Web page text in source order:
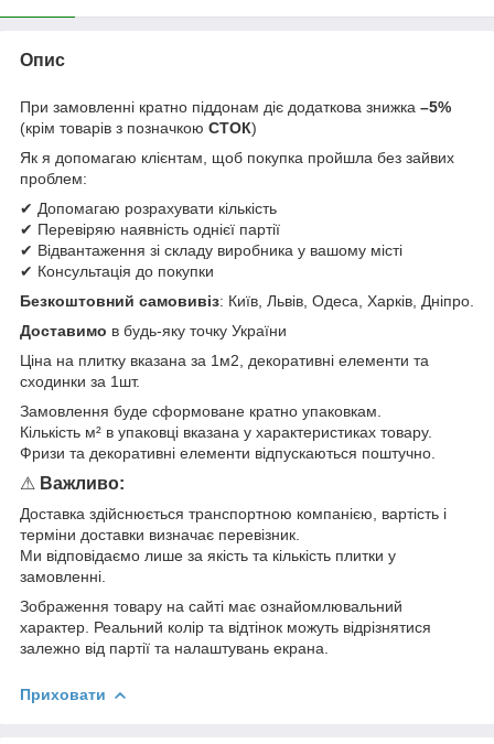
Опис
При замовленні кратно піддонам діє додаткова знижка –5%
(крім товарів з позначкою СТОК)
Як я допомагаю клієнтам, щоб покупка пройшла без зайвих
проблем:
✔ Допомагаю розрахувати кількість
✔ Перевіряю наявність однієї партії
✔ Відвантаження зі складу виробника у вашому місті
✔ Консультація до покупки
Безкоштовний самовивіз: Київ, Львів, Одеса, Харків, Дніпро.
Доставимо в будь-яку точку України
Ціна на плитку вказана за 1м2, декоративні елементи та
сходинки за 1шт.
Замовлення буде сформоване кратно упаковкам.
Кількість м² в упаковці вказана у характеристиках товару.
Фризи та декоративні елементи відпускаються поштучно.
⚠ Важливо:
Доставка здійснюється транспортною компанією, вартість і
терміни доставки визначає перевізник.
Ми відповідаємо лише за якість та кількість плитки у
замовленні.
Зображення товару на сайті має ознайомлювальний
характер. Реальний колір та відтінок можуть відрізнятися
залежно від партії та налаштувань екрана.
Приховати